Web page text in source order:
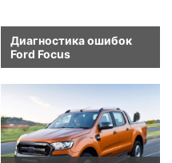
Диагностика ошибок
Ford Focus